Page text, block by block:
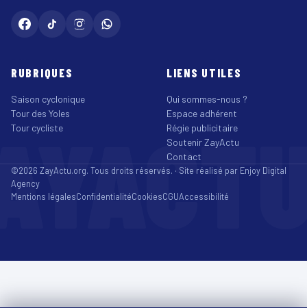
RUBRIQUES
Saison cyclonique
Tour des Yoles
Tour cycliste
LIENS UTILES
Qui sommes-nous ?
Espace adhérent
Régie publicitaire
Soutenir ZayActu
Contact
©2026 ZayActu.org. Tous droits réservés. · Site réalisé par Enjoy Digital
Agency
Mentions légalesConfidentialitéCookiesCGUAccessibilité